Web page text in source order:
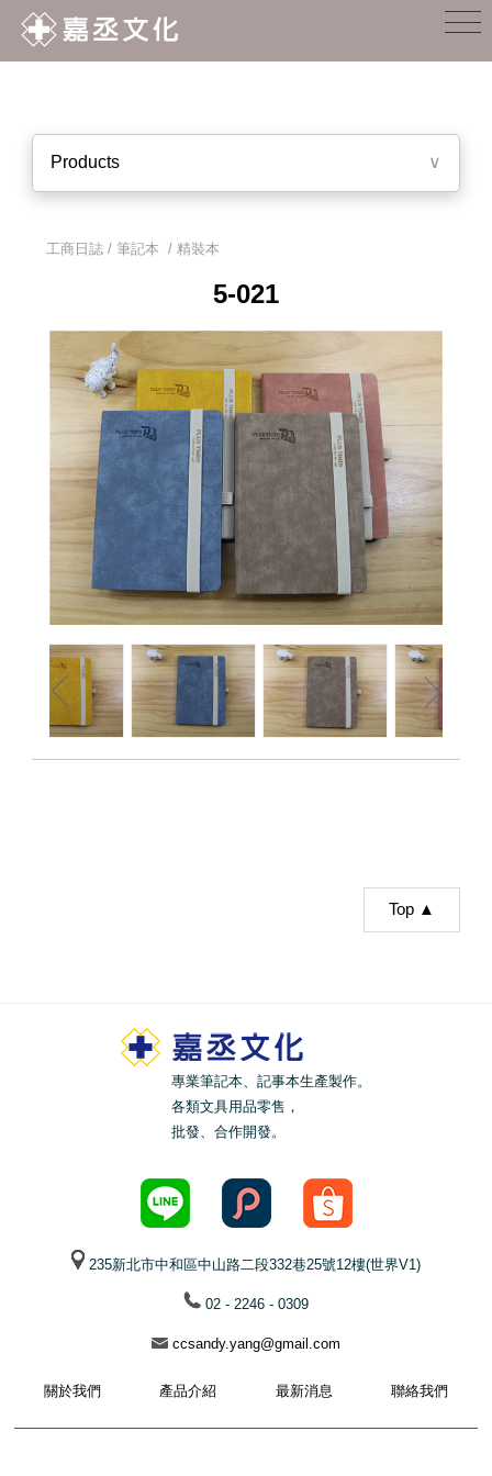
Products ∨
工商日誌 / 筆記本 /精裝本
5-021
Top ▲
專業筆記本、記事本生產製作。
各類文具用品零售，
批發、合作開發。
235新北市中和區中山路二段332巷25號12樓(世界V1)
02 - 2246 - 0309
ccsandy.yang@gmail.com
關於我們 產品介紹 最新消息 聯絡我們